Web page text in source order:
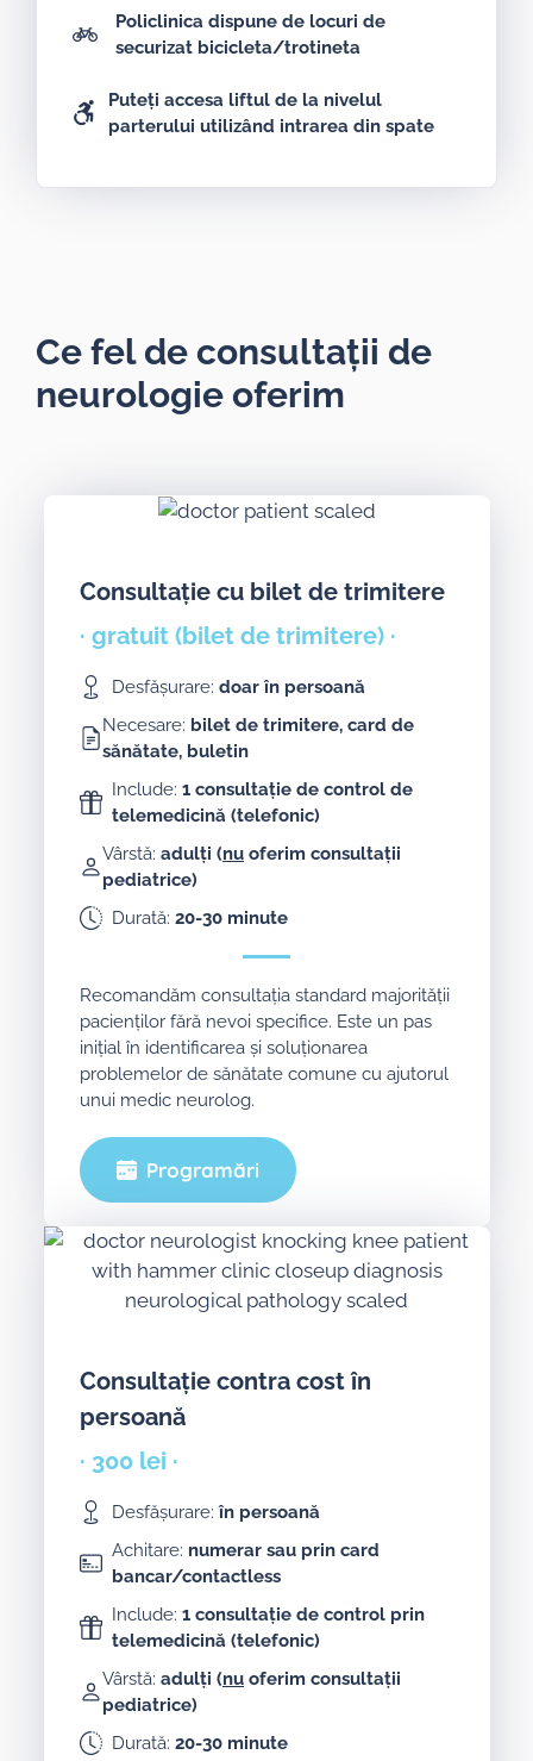
Policlinica dispune de locuri de
securizat bicicleta/trotineta
Puteți accesa liftul de la nivelul
parterului utilizând intrarea din spate
Ce fel de consultații de
neurologie oferim
Consultație cu bilet de trimitere
· gratuit (bilet de trimitere) ·
Desfășurare: doar în persoană
Necesare: bilet de trimitere, card de
sănătate, buletin
Include: 1 consultație de control de
telemedicină (telefonic)
Vârstă: adulți (nu oferim consultații
pediatrice)
Durată: 20-30 minute
Recomandăm consultația standard majorității
pacienților fără nevoi specifice. Este un pas
inițial în identificarea și soluționarea
problemelor de sănătate comune cu ajutorul
unui medic neurolog.
Programări
Consultație contra cost în
persoană
· 300 lei ·
Desfășurare:în persoană
Achitare: numerar sau prin card
bancar/contactless
Include: 1 consultație de control prin
telemedicină (telefonic)
Vârstă: adulți (nu oferim consultații
pediatrice)
Durată: 20-30 minute